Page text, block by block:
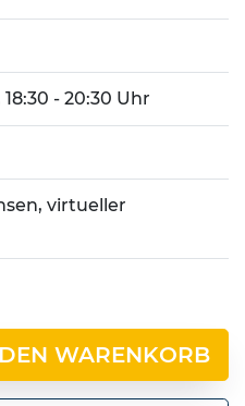
18:30 - 20:30 Uhr
virtueller
WARENKORB